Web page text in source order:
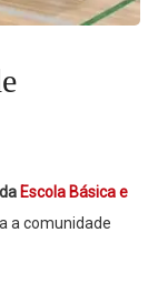
Escola Básica e
a comunidade